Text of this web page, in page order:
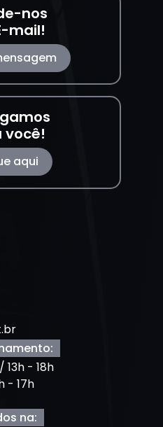
nos
mail!
você!
aqui
13h - 18h
- 17h
na: